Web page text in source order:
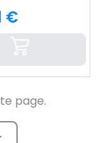
en acier et
€
page.